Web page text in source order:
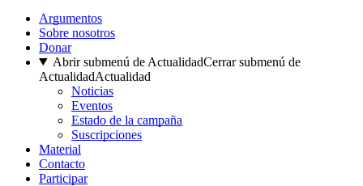
Argumentos
Sobre nosotros
Donar
Abrir submenú de ActualidadCerrar submenú de
ActualidadActualidad
Noticias
Eventos
Estado de la campaña
Suscripciones
Material
Contacto
Participar